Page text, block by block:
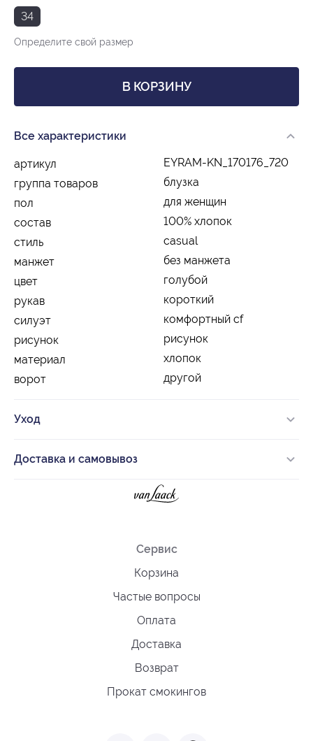
34
Определите свой размер
В КОРЗИНУ
Все характеристики
артикул
EYRAM-KN_170176_720
группа товаров
блузка
пол
для женщин
состав
100% хлопок
стиль
casual
манжет
без манжета
цвет
голубой
рукав
короткий
силуэт
комфортный cf
рисунок
рисунок
материал
хлопок
ворот
другой
Уход
Доставка и самовывоз
Сервис
Корзина
Частые вопросы
Оплата
Доставка
Возврат
Прокат смокингов